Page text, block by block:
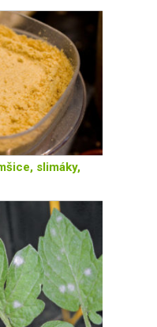
slimáky,